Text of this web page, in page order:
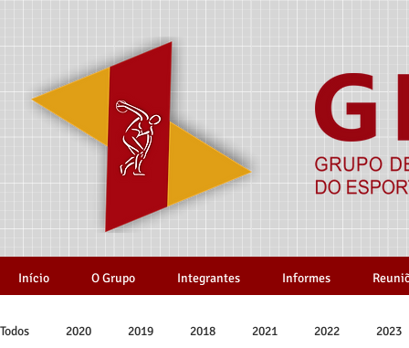
Início O Grupo Integrantes Informes
Todos 2020 2019 2018 2021 2022 2023